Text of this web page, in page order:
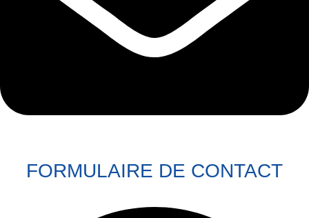
FORMULAIRE DE CONTACT